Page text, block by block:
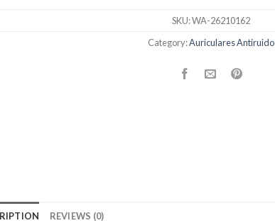
SKU:WA-26210162
Category:Auriculares Antiruido
REVIEWS (0)